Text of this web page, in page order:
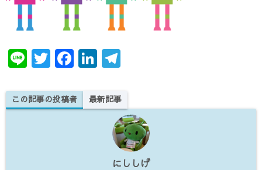
o
o
k
m
Li
n
e
T
w
it
te
F
a
c
e
Li
n
k
e
dI
e
gr
a
m
この記事の投稿者 最新記事
にししげ